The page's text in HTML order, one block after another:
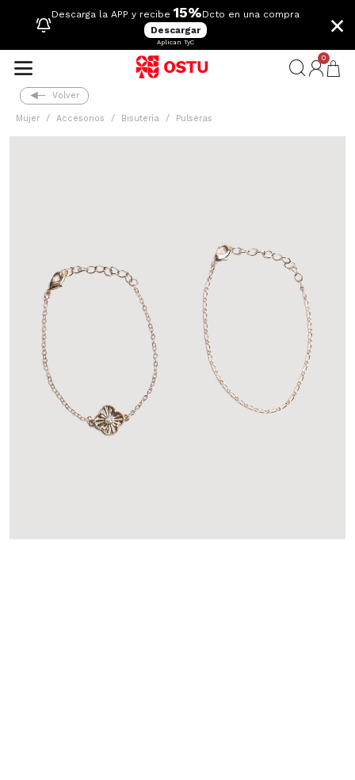
Descarga la APP y recibe 15%Dcto en una compra
Descargar
Aplican TyC
×
0
Volver
Mujer Accesorios Bisutería Pulseras